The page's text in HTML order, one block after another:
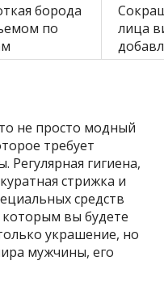
борода
по
лица
не просто модный
требует
Регулярная гигиена,
стрижка и
средств
которым вы будете
украшение, но
мужчины, его